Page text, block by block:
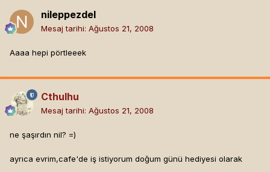
nileppezdel
Mesaj tarihi: Ağustos 21, 2008
Aaaa hepi pörtleeek
Cthulhu
Mesaj tarihi: Ağustos 21, 2008
ne şaşırdın nil? =)
ayrıca evrim,cafe'de iş istiyorum doğum günü hediyesi olarak